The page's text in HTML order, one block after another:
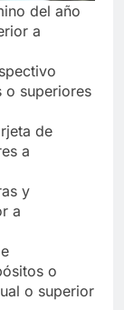
del año
a
o superiores
de
a
y
a
o
o superior